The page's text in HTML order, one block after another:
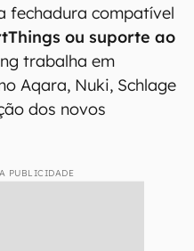
fechadura compatível
ou suporte ao
trabalha em
Aqara, Nuki, Schlage
dos novos
PUBLICIDADE